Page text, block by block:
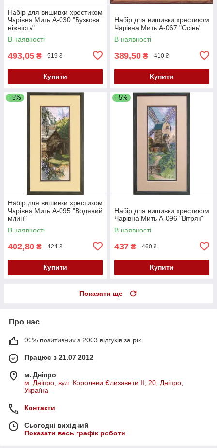
Набір для вишивки хрестиком
Чарівна Мить А-030 "Бузкова
ніжність"
В наявності
493,05 ₴ 519 ₴
Купити
Набір для вишивки хрестиком
Чарівна Мить А-067 "Осінь"
В наявності
389,50 ₴ 410 ₴
Купити
–5%
Набір для вишивки хрестиком
Чарівна Мить А-095 "Водяний
млин"
В наявності
402,80 ₴ 424 ₴
Купити
–5%
Набір для вишивки хрестиком
Чарівна Мить А-096 "Вітряк"
В наявності
437 ₴ 460 ₴
Купити
Показати ще
Про нас
99% позитивних з 2003 відгуків за рік
Працює з 21.07.2012
м. Дніпро
м. Дніпро, вул. Королеви Єлизавети ІІ, 20, Дніпро,
Україна
Контакти
Сьогодні вихідний
Показати весь графік роботи